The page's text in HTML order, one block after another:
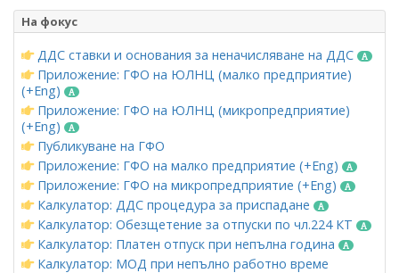
На фокус
ДДС ставки и основания за неначисляване на ДДС
Приложение: ГФО на ЮЛНЦ (малко предприятие)
(+Eng)
Приложение: ГФО на ЮЛНЦ (микропредприятие)
(+Eng)
Публикуване на ГФО
Приложение: ГФО на малко предприятие (+Eng)
Приложение: ГФО на микропредприятие (+Eng)
Калкулатор: ДДС процедура за приспадане
Калкулатор: Обезщетение за отпуски по чл.224 КТ
Калкулатор: Платен отпуск при непълна година
Калкулатор: МОД при непълно работно време